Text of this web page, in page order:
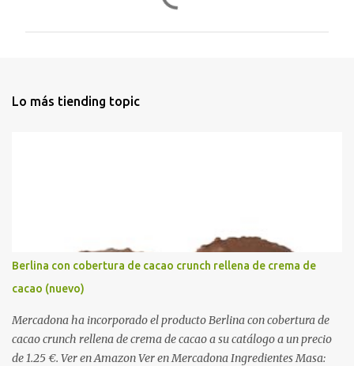
Lo más tiending topic
Berlina con cobertura de cacao crunch rellena de crema de
cacao (nuevo)
Mercadona ha incorporado el producto Berlina con cobertura de
cacao crunch rellena de crema de cacao a su catálogo a un precio
de 1.25 €. Ver en Amazon Ver en Mercadona Ingredientes Masa: